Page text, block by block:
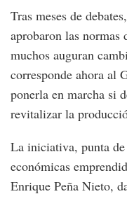
Tras meses de
aprobaron las normas
muchos auguran
corresponde ahora al
ponerla en marcha si
revitalizar la
La iniciativa, punta de
económicas
Enrique Peña Nieto,